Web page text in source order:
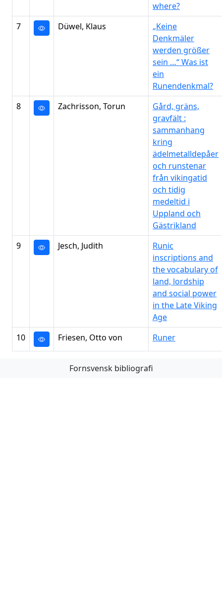
where?
7
Düwel, Klaus
„Keine
Denkmäler
werden größer
sein …“ Was ist
ein
Runendenkmal?
8
Zachrisson, Torun
Gård, gräns,
gravfält :
sammanhang
kring
ädelmetalldepåer
och runstenar
från vikingatid
och tidig
medeltid i
Uppland och
Gästrikland
9
Jesch, Judith
Runic
inscriptions and
the vocabulary of
land, lordship
and social power
in the Late Viking
Age
10
Friesen, Otto von Runer
Föregående Nästa
Fornsvensk bibliografi